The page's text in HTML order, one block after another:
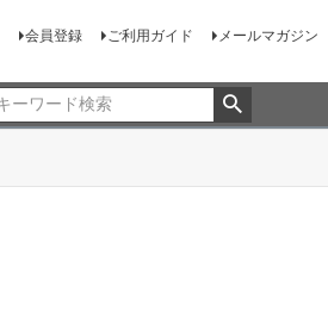
会員登録 ご利用ガイド メールマガジン